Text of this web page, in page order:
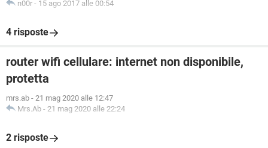
n00r - 15 ago 2017 alle 00:54
4 risposte
router wifi cellulare: internet non disponibile,
protetta
mrs.ab - 21 mag 2020 alle 12:47
Mrs.Ab - 21 mag 2020 alle 22:24
2 risposte